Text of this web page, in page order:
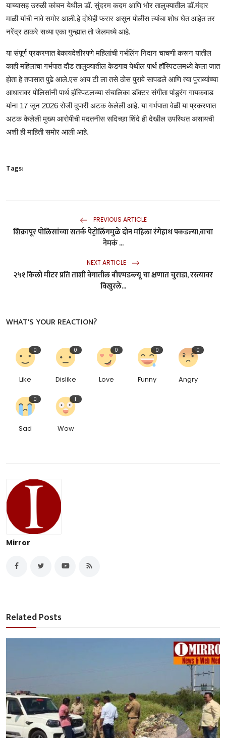
याच्यासह उरुळी कांचन येथील डॉ. सुंदरम कदम आणि भोर तालुक्यातील डॉ.मंदार
माळी यांची नावे समोर आली.हे दोघेही फरार असून पोलीस त्यांचा शोध घेत आहेत तर
नरेंद्र ठाकरे सध्या एका गुन्ह्यात तो जेलमध्ये आहे.
या संपूर्ण प्रकरणात बेकायदेशीरपणे महिलांची गर्भलिंग निदान चाचणी करून यातील
काही महिलांचा गर्भपात दौंड तालुक्यातील केडगाव येथील पार्थ हॉस्पिटलमध्ये केला जात
होता हे तपासात पुढे आले.एस आय टी ला तसे ठोस पुरावे सापडले आणि त्या पुराव्यांच्या
आधारावर पोलिसांनी पार्थ हॉस्पिटलच्या संचालिका डॉक्टर संगीता पांडुरंग गायकवाड
यांना 17 जून 2026 रोजी दुपारी अटक केलेली आहे. या गर्भपाता वेळी या प्रकरणात
अटक केलेली मुख्य आरोपीची मदतनीस सदिच्छा शिंदे ही देखील उपस्थित असायची
अशी ही माहिती समोर आली आहे.
Tags:
PREVIOUS ARTICLE
शिक्रापूर पोलिसांच्या सतर्क पेट्रोलिंगमुळे दोन महिला रंगेहाथ पकडल्या,वाचा
नेमकं ...
NEXT ARTICLE
२५१ किलो मीटर प्रति ताशी वेगातील बीएमडब्ल्यू चा क्षणात चुराडा, रस्त्यावर
विखुरले...
WHAT'S YOUR REACTION?
0
Like
0
Dislike
0
Love
0
Funny
0
Angry
0
Sad
1
Wow
Mirror
Related Posts